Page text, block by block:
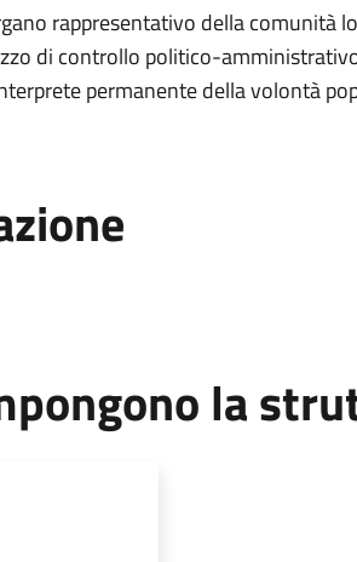
rappresentativo della comunità
di controllo politico-
permanente della volontà
la